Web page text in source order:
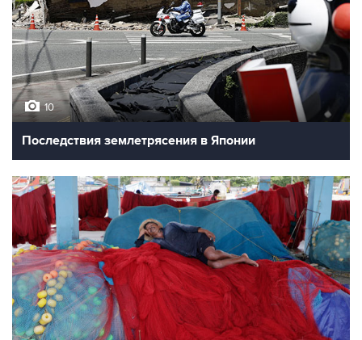
10
Последствия землетрясения в Японии